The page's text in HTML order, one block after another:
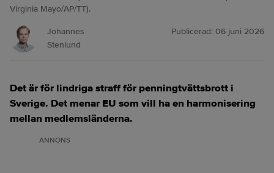
Virginia Mayo/AP/TT).
Johannes
Stenlund
Publicerad: 06 juni 2026
Det är för lindriga straff för penningtvättsbrott i
Sverige. Det menar EU som vill ha en harmonisering
mellan medlemsländerna.
ANNONS